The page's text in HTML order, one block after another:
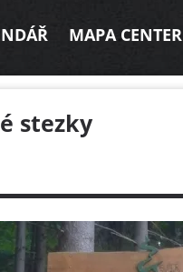
MAPA CENTER
stezky